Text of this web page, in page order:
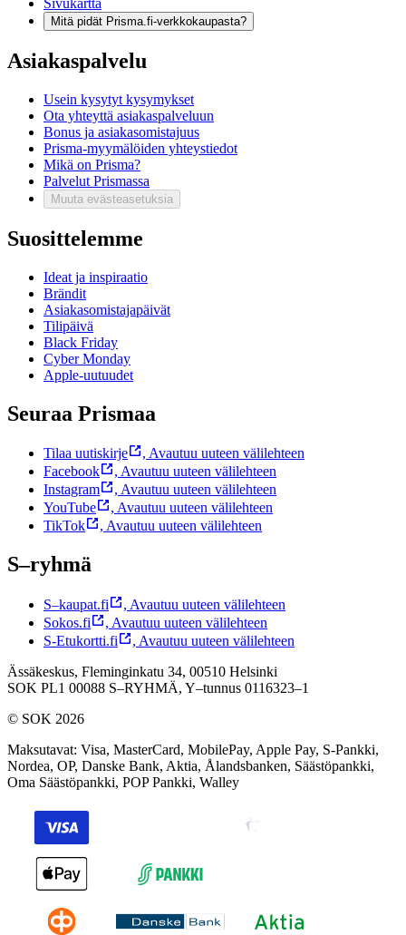
Sivukartta
Mitä pidät Prisma.fi-verkkokaupasta?
Asiakaspalvelu
Usein kysytyt kysymykset
Ota yhteyttä asiakaspalveluun
Bonus ja asiakasomistajuus
Prisma-myymälöiden yhteystiedot
Mikä on Prisma?
Palvelut Prismassa
Muuta evästeasetuksia
Suosittelemme
Ideat ja inspiraatio
Brändit
Asiakasomistajapäivät
Tilipäivä
Black Friday
Cyber Monday
Apple-uutuudet
Seuraa Prismaa
Tilaa uutiskirje , Avautuu uuteen välilehteen
Facebook
, Avautuu uuteen välilehteen
Instagram
, Avautuu uuteen välilehteen
YouTube
, Avautuu uuteen välilehteen
TikTok
, Avautuu uuteen välilehteen
S–ryhmä
S–kaupat.fi , Avautuu uuteen välilehteen
Sokos.fi
, Avautuu uuteen välilehteen
S-Etukortti.fi
, Avautuu uuteen välilehteen
Ässäkeskus, Fleminginkatu 34, 00510 Helsinki
SOK PL1 00088 S–RYHMÄ, Y–tunnus 0116323–1
© SOK 2026
Maksutavat: Visa, MasterCard, MobilePay, Apple Pay, S-Pankki,
Nordea, OP, Danske Bank, Aktia, Ålandsbanken, Säästöpankki,
Oma Säästöpankki, POP Pankki, Walley